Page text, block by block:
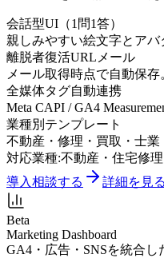
会話型UI（1問1答）
親しみやすい絵文字とア
離脱者復活URLメール
メール取得時点で自動保
全媒体タグ自動連携
Meta CAPI / GA4
業種別テンプレート
不動産・修理・買取・士業
対応業種:不動産・住宅修
導入相談する
詳細を見る
Beta
Marketing Dashboard
GA4・広告・SNSを統合